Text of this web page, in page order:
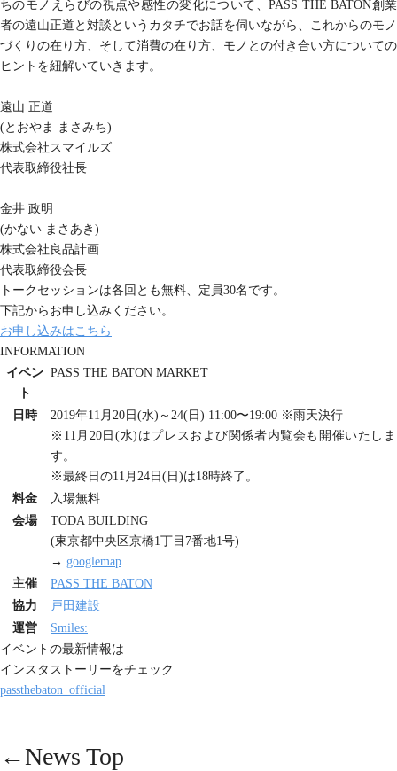
ちのモノえらびの視点や感性の変化について、PASS THE BATON創業
者の遠山正道と対談というカタチでお話を伺いながら、これからのモノ
づくりの在り方、そして消費の在り方、モノとの付き合い方についての
ヒントを紐解いていきます。
遠山 正道
(とおやま まさみち)
株式会社スマイルズ
代表取締役社長
金井 政明
(かない まさあき)
株式会社良品計画
代表取締役会⾧
トークセッションは各回とも無料、定員30名です。
下記からお申し込みください。
お申し込みはこちら
INFORMATION
イベン
ト
PASS THE BATON MARKET
日時
2019年11月20日(水)～24(日) 11:00〜19:00 ※雨天決行
※11月20日(水)はプレスおよび関係者内覧会も開催いたしま
す。
※最終日の11月24日(日)は18時終了。
料金
入場無料
会場
TODA BUILDING
(東京都中央区京橋1丁目7番地1号)
→ googlemap
主催
PASS THE BATON
協力
戸田建設
運営
Smiles:
イベントの最新情報は
インスタストーリーをチェック
passthebaton_official
←News Top